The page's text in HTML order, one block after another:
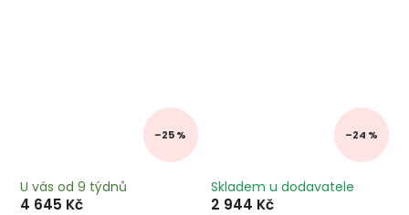
–25 %
U vás od 9 týdnů
4 645 Kč
–24 %
Skladem u dodavatele
2 944 Kč